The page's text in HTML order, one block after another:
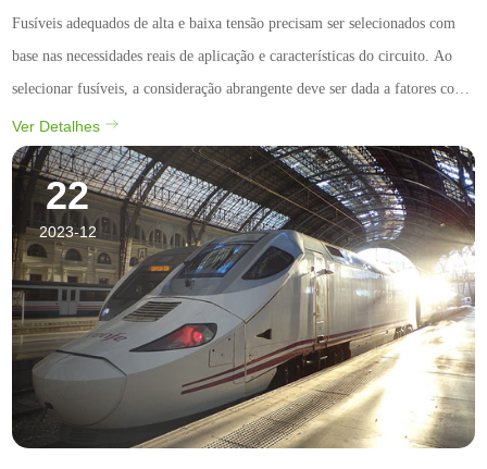
Fusíveis adequados de alta e baixa tensão precisam ser selecionados com
base nas necessidades reais de aplicação e características do circuito. Ao
selecionar fusíveis, a consideração abrangente deve ser dada a fatores como
tensão nominal, corrente nominal, capacidade de fusão e método de
instalação. Espero que as resp...
Ver Detalhes
22
2023-12